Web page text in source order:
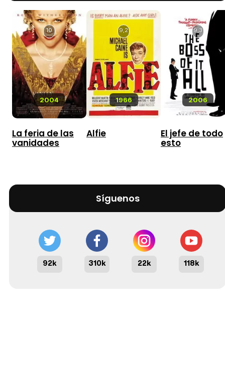
2004
10
La feria de las
vanidades
1966
9,2
Alfie
2006
9,3
El jefe de todo
esto
Síguenos
92k 310k 22k 118k